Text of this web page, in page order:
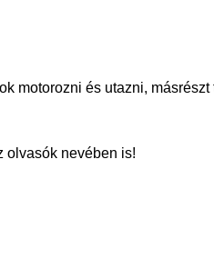
motorozni és utazni,
olvasók nevében is!